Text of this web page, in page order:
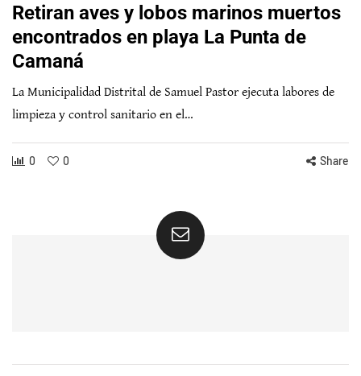
Retiran aves y lobos marinos muertos
encontrados en playa La Punta de
Camaná
La Municipalidad Distrital de Samuel Pastor ejecuta labores de
limpieza y control sanitario en el…
0 0 Share